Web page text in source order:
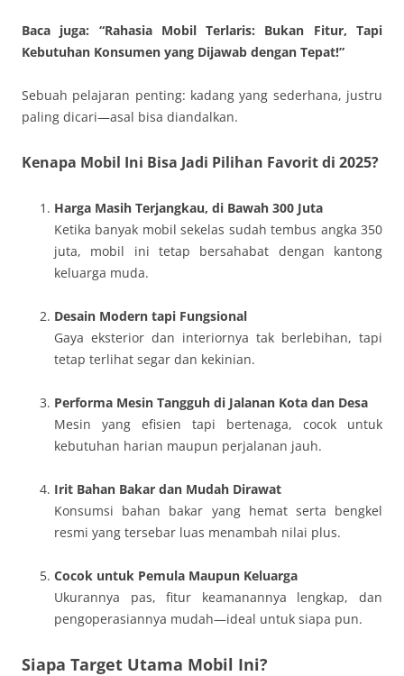
Baca juga: “Rahasia Mobil Terlaris: Bukan Fitur, Tapi
Kebutuhan Konsumen yang Dijawab dengan Tepat!”
Sebuah pelajaran penting: kadang yang sederhana, justru
paling dicari—asal bisa diandalkan.
Kenapa Mobil Ini Bisa Jadi Pilihan Favorit di 2025?
Harga Masih Terjangkau, di Bawah 300 Juta
Ketika banyak mobil sekelas sudah tembus angka 350
juta, mobil ini tetap bersahabat dengan kantong
keluarga muda.
Desain Modern tapi Fungsional
Gaya eksterior dan interiornya tak berlebihan, tapi
tetap terlihat segar dan kekinian.
Performa Mesin Tangguh di Jalanan Kota dan Desa
Mesin yang efisien tapi bertenaga, cocok untuk
kebutuhan harian maupun perjalanan jauh.
Irit Bahan Bakar dan Mudah Dirawat
Konsumsi bahan bakar yang hemat serta bengkel
resmi yang tersebar luas menambah nilai plus.
Cocok untuk Pemula Maupun Keluarga
Ukurannya pas, fitur keamanannya lengkap, dan
pengoperasiannya mudah—ideal untuk siapa pun.
Siapa Target Utama Mobil Ini?